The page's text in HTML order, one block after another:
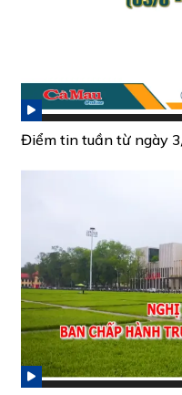
Điểm tin tuần từ ngày